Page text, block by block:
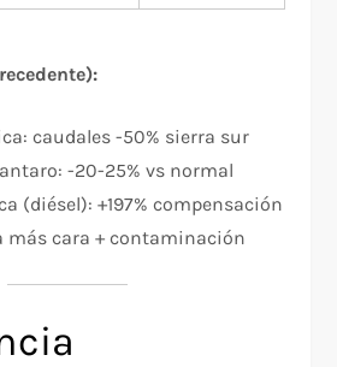
caudales -50% sierra sur
-20-25% vs normal
(diésel): +197% compensación
más cara + contaminación